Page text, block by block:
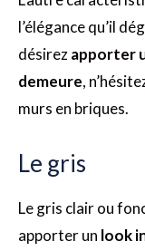
l’élégance qu’il
désirezapporter
demeure,
murs en briques.
Le gris
Le gris clair ou
apporter un look